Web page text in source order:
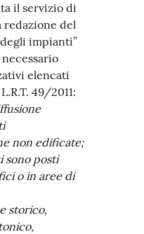
il servizio di
del
impianti”
elencati
49/2011:
non edificate;
sono posti
o in aree di
storico,